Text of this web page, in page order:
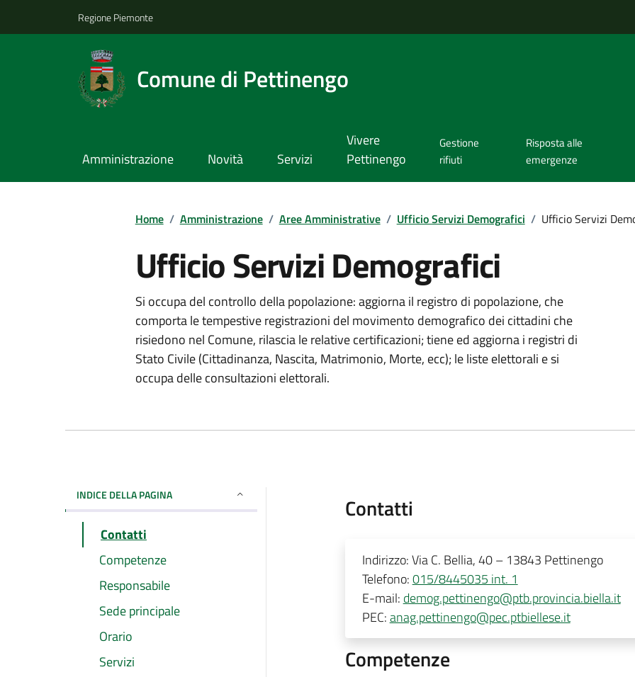
Regione Piemonte
Comune di Pettinengo
Amministrazione Novità Servizi
Vivere
Pettinengo
Gestione
rifiuti
Risposta alle
emergenze
Home / Amministrazione / Aree Amministrative / Ufficio Servizi Demografici / Ufficio Servizi
Ufficio Servizi Demografici
Si occupa del controllo della popolazione: aggiorna il registro di popolazione, che
comporta le tempestive registrazioni del movimento demografico dei cittadini che
risiedono nel Comune, rilascia le relative certificazioni; tiene ed aggiorna i registri di
Stato Civile (Cittadinanza, Nascita, Matrimonio, Morte, ecc); le liste elettorali e si
occupa delle consultazioni elettorali.
INDICE DELLA PAGINA
Contatti
Competenze
Responsabile
Sede principale
Orario
Servizi
Contatti
Indirizzo:Via C. Bellia, 40 – 13843 Pettinengo
Telefono:015/8445035 int. 1
E-mail: demog.pettinengo@ptb.provincia.biella.it
PEC:anag.pettinengo@pec.ptbiellese.it
Competenze